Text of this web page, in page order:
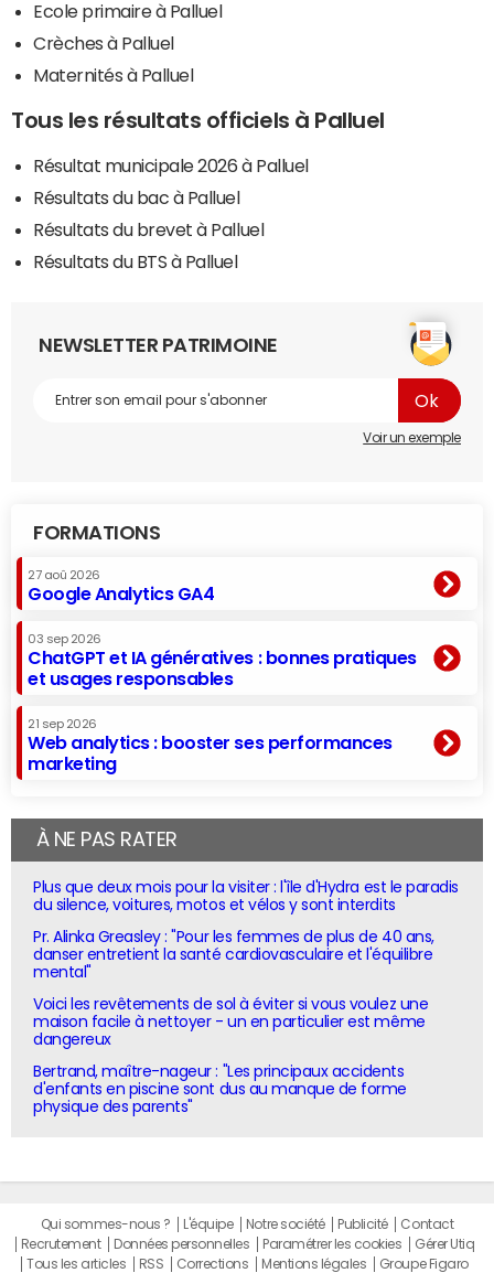
Ecole primaire à Palluel
Crèches à Palluel
Maternités à Palluel
Tous les résultats officiels à Palluel
Résultat municipale 2026 à Palluel
Résultats du bac à Palluel
Résultats du brevet à Palluel
Résultats du BTS à Palluel
NEWSLETTER PATRIMOINE
Voir un exemple
FORMATIONS
27 aoû 2026
Google Analytics GA4
03 sep 2026
ChatGPT et IA génératives : bonnes pratiques
et usages responsables
21 sep 2026
Web analytics : booster ses performances
marketing
À NE PAS RATER
Plus que deux mois pour la visiter : l'île d'Hydra est le paradis
du silence, voitures, motos et vélos y sont interdits
Pr. Alinka Greasley : "Pour les femmes de plus de 40 ans,
danser entretient la santé cardiovasculaire et l'équilibre
mental"
Voici les revêtements de sol à éviter si vous voulez une
maison facile à nettoyer - un en particulier est même
dangereux
Bertrand, maître-nageur : "Les principaux accidents
d'enfants en piscine sont dus au manque de forme
physique des parents"
Qui sommes-nous ? L'équipe Notre société Publicité
Contact
Recrutement
Données personnelles Paramétrer les cookies
Gérer Utiq
Tous les articles
RSS Corrections Mentions légales Groupe Figaro